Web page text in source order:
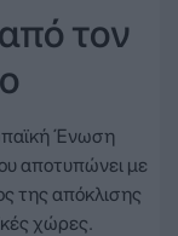
τον
Ένωση
αποτυπώνει με
της απόκλισης
χώρες.